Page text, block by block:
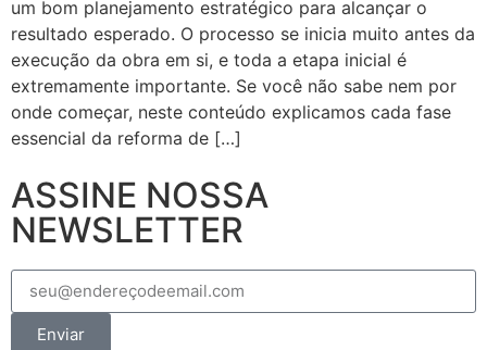
um bom planejamento estratégico para alcançar o
resultado esperado. O processo se inicia muito antes da
execução da obra em si, e toda a etapa inicial é
extremamente importante. Se você não sabe nem por
onde começar, neste conteúdo explicamos cada fase
essencial da reforma de […]
ASSINE NOSSA
NEWSLETTER
Enviar